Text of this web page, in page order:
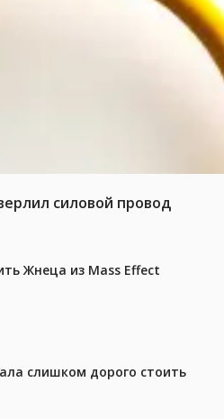
силовой провод
Жнеца из Mass Effect
слишком дорого стоить